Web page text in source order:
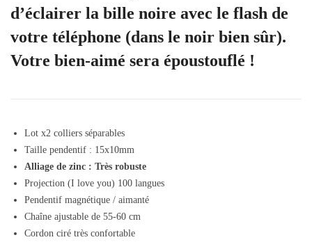
d’éclairer la bille noire avec le flash de
votre téléphone (dans le noir bien sûr).
Votre bien-aimé sera époustouflé !
Lot x2 colliers séparables
Taille pendentif : 15x10mm
Alliage de zinc : Très robuste
Projection (I love you) 100 langues
Pendentif magnétique / aimanté
Chaîne ajustable de 55-60 cm
Cordon ciré très confortable